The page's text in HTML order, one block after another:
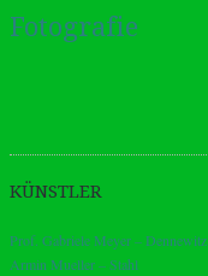
Fotografie
KÜNSTLER
Prof. Gabriele Meyer – Dennewitz
Armin Mueller – Stahl